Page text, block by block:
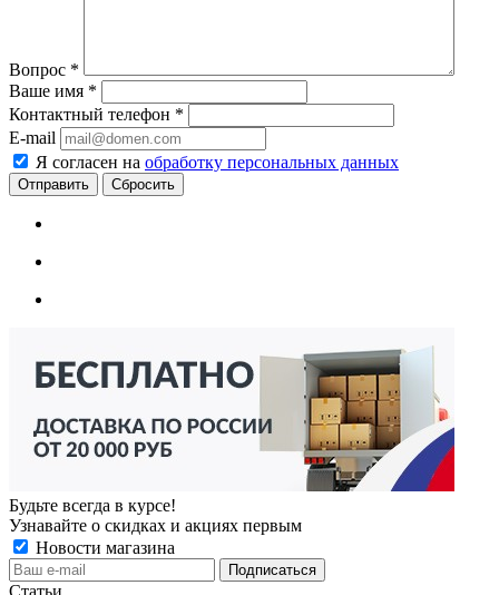
Вопрос *
Ваше имя *
Контактный телефон *
E-mail
Я согласен на обработку персональных данных
Сбросить
Будьте всегда в курсе!
Узнавайте о скидках и акциях первым
Новости магазина